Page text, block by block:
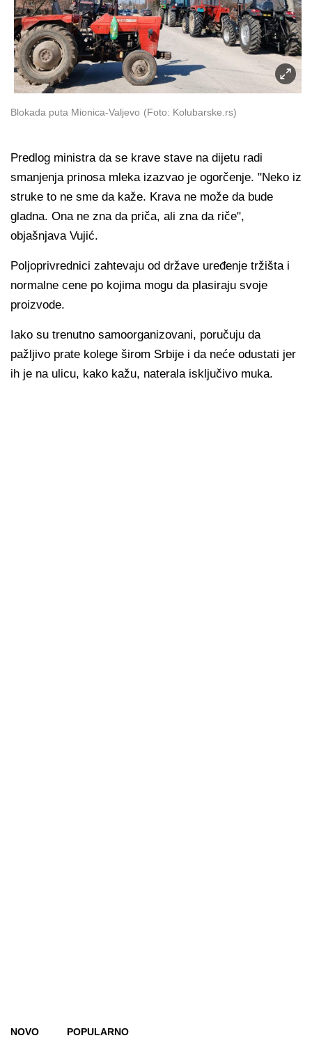
Blokada puta Mionica-Valjevo (Foto: Kolubarske.rs)
Predlog ministra da se krave stave na dijetu radi
smanjenja prinosa mleka izazvao je ogorčenje. "Neko iz
struke to ne sme da kaže. Krava ne može da bude
gladna. Ona ne zna da priča, ali zna da riče",
objašnjava Vujić.
Poljoprivrednici zahtevaju od države uređenje tržišta i
normalne cene po kojima mogu da plasiraju svoje
proizvode.
Iako su trenutno samoorganizovani, poručuju da
pažljivo prate kolege širom Srbije i da neće odustati jer
ih je na ulicu, kako kažu, naterala isključivo muka.
NOVO POPULARNO